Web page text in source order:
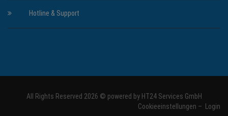
Hotline & Support
All Rights Reserved 2026 © powered by HT24 Services GmbH
Cookieeinstellungen – Login